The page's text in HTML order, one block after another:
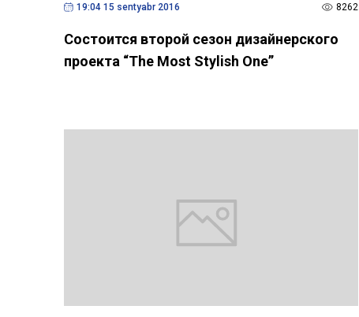
19:04 15 sentyabr 2016 8262
Cостоится второй сезон дизайнерского
проекта “The Most Stylish One”